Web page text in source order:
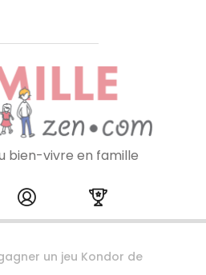
à la newsletter
bien-vivre en famille
to content
un jeu Kondor de